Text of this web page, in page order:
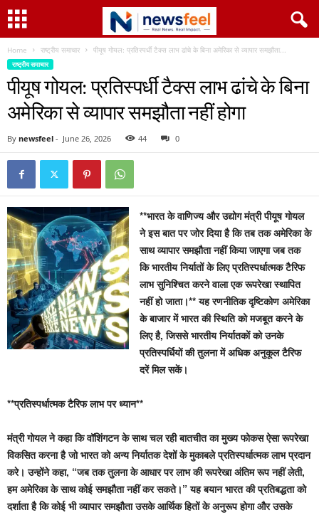
Home राष्ट्रीय समाचार पीयूष गोयल: प्रतिस्पर्धी टैक्स लाभ ढांचे के बिना अमेरिका से व्यापार समझौता...
राष्ट्रीय समाचार
पीयूष गोयल: प्रतिस्पर्धी टैक्स लाभ ढांचे के बिना
अमेरिका से व्यापार समझौता नहीं होगा
By newsfeel - June 26, 2026 44 0
**भारत के वाणिज्य और उद्योग मंत्री पीयूष गोयल
ने इस बात पर जोर दिया है कि तब तक अमेरिका के
साथ व्यापार समझौता नहीं किया जाएगा जब तक
कि भारतीय निर्यातों के लिए प्रतिस्पर्धात्मक टैरिफ
लाभ सुनिश्चित करने वाला एक रूपरेखा स्थापित
नहीं हो जाता।** यह रणनीतिक दृष्टिकोण अमेरिका
के बाजार में भारत की स्थिति को मजबूत करने के
लिए है, जिससे भारतीय निर्यातकों को उनके
प्रतिस्पर्धियों की तुलना में अधिक अनुकूल टैरिफ
दरें मिल सकें।
**प्रतिस्पर्धात्मक टैरिफ लाभ पर ध्यान**
मंत्री गोयल ने कहा कि वॉशिंगटन के साथ चल रही बातचीत का मुख्य फोकस ऐसा रूपरेखा
विकसित करना है जो भारत को अन्य निर्यातक देशों के मुकाबले प्रतिस्पर्धात्मक लाभ प्रदान
करे। उन्होंने कहा, “जब तक तुलना के आधार पर लाभ की रूपरेखा अंतिम रूप नहीं लेती,
हम अमेरिका के साथ कोई समझौता नहीं कर सकते।” यह बयान भारत की प्रतिबद्धता को
दर्शाता है कि कोई भी व्यापार समझौता उसके आर्थिक हितों के अनुरूप होगा और उसके